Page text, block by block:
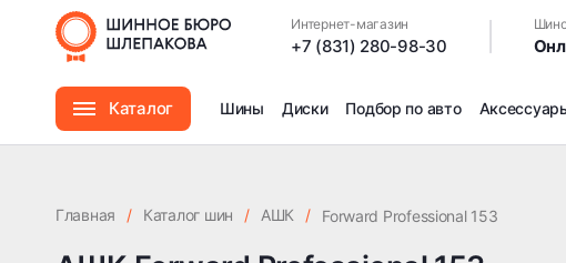
Интернет-магазин
+7 (831) 280-98-30
Каталог Шины Диски Подбор по авто
Главная / Каталог шин / АШК / Forward Professional 153